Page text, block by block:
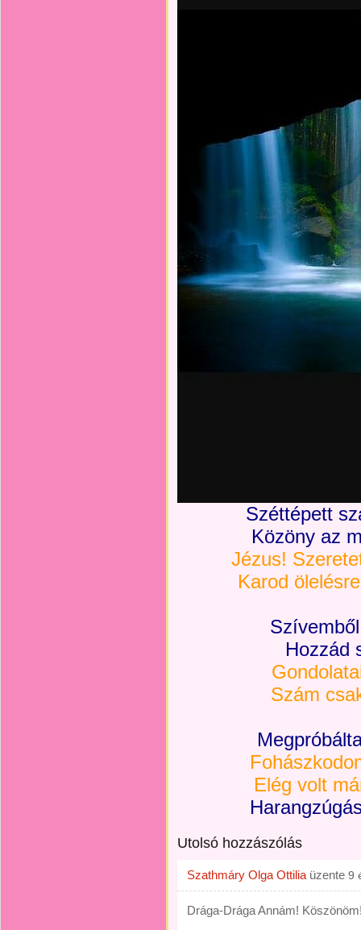
Széttépett
Közöny az
Jézus!
Karod
Hozzád
Szám
Elég volt
Utolsó hozzászólás
Szathmáry Olga Ottilia üzente 9
Drága-Drága Annám!